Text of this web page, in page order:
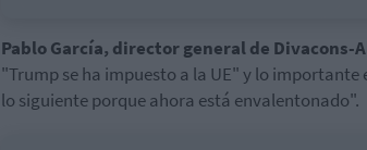
Pablo García, director general de Divacons-
"Trump se ha impuesto a la UE" y lo importante
lo siguiente porque ahora está envalentonado".